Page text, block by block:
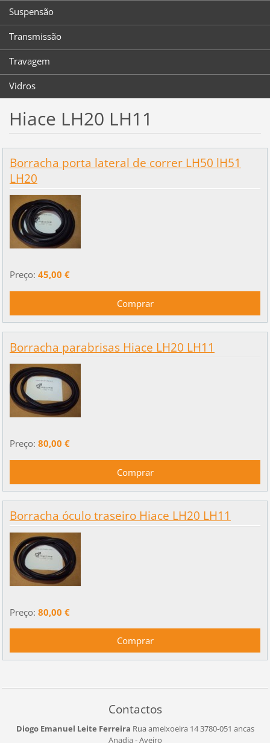
Suspensão
Transmissão
Travagem
Vidros
Hiace LH20 LH11
Borracha porta lateral de correr LH50 lH51
LH20
Preço: 45,00 €
Borracha parabrisas Hiace LH20 LH11
Preço: 80,00 €
Borracha óculo traseiro Hiace LH20 LH11
Preço: 80,00 €
Contactos
Diogo Emanuel Leite Ferreira Rua ameixoeira 143780-051 ancas
Anadia - Aveiro